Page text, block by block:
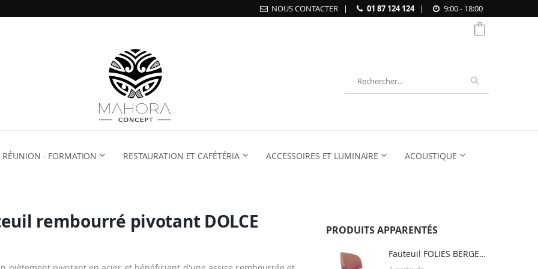
NOUS CONTACTER | 01 87 124 124 | 9:00 - 18:00
RÉUNION - FORMATION RESTAURATION ET CAFÉTÉRIA ACCESSOIRES ET LUMINAIRE ACOUSTIQUE
rembourré pivotant DOLCE
PRODUITS APPARENTÉS
Fauteuil FOLIES BERGERE